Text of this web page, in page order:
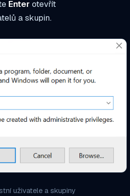
Enter otevřít
a skupin.
uživatele a skupiny